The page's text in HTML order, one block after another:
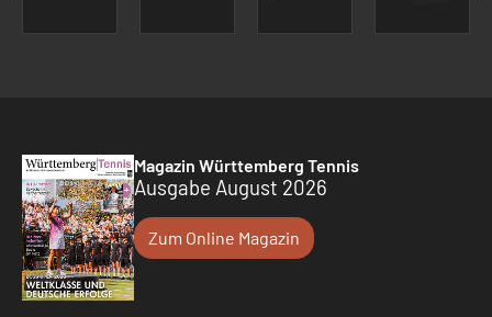
Magazin Württemberg Tennis
Ausgabe August 2026
Zum Online Magazin